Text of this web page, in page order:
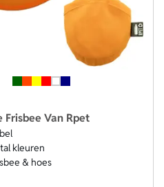
Frisbee Van Rpet
kleuren
& hoes